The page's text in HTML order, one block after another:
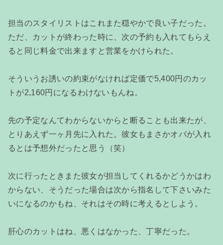
担当のスタイリストはこれまた穏やかで良い子だった。
ただ、カットが終わった時に、次の予約も入れてもらえ
ると同じ料金で出来ますと営業をかけられた。
そういうお誘いの約束がなければ定価で5,400円のカッ
トが2,160円になるわけないもんね。
先の予定なんてわからないからと断ることも出来たが、
とりあえず一ヶ月先に入れた。彼女もまさかオバが入れ
るとは予想外だったと思う（笑）
次に行ったときまた彼女が担当してくれるかどうかはわ
からない、そうだった場合は次から指名して下さいみた
いになるのかもね、それはその時に考えるとしよう。
肝心のカットはね、悪くはなかった、丁寧だった。